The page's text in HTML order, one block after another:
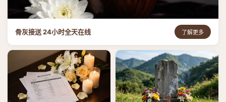
骨灰接送 24小时全天在线 了解更多